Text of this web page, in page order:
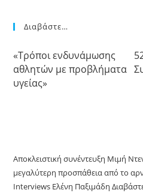
Διαβάστε…
«Τρόποι ενδυνάμωσης
αθλητών με προβλήματα
υγείας»
Αποκλειστική συνέντευξη Μιμή
μεγαλύτερη προσπάθεια από το
Interviews Ελένη Παξιμάδη